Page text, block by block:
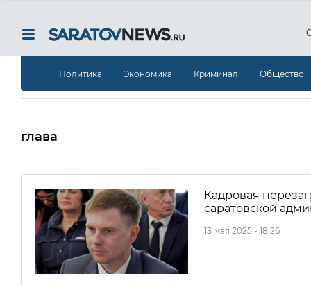
Политика Экономика Криминал Общество
глава
Кадровая
саратовской
13 мая 2025 - 18:26